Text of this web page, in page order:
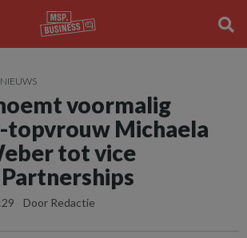
NIEUWS
voormalig
Michaela
tot vice
Door Redactie